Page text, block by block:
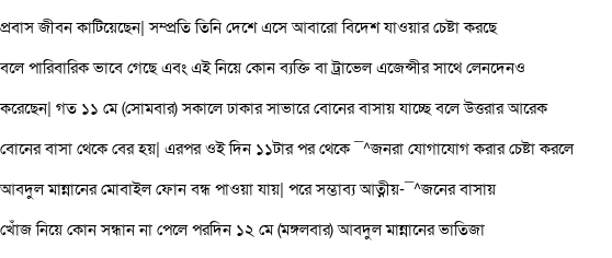
প্রবাস জীবন কাটিয়েছেন| সম্প্রতি তিনি দেশে এসে আবারো বিদেশ যাওয়ার চেষ্টা করছে
বলে পারিবারিক ভাবে গেছে এবং এই নিয়ে কোন ব্যক্তি বা ট্রাভেল এজেন্সীর সাথে লেনদেনও
করেছেন| গত ১১ মে (সোমবার) সকালে ঢাকার সাভারে বোনের বাসায় যাচ্ছে বলে উত্তরার আরেক
বোনের বাসা থেকে বের হয়| এরপর ওই দিন ১১টার পর থেকে ¯^জনরা যোগাযোগ করার চেষ্টা করলে
আবদুল মান্নানের মোবাইল ফোন বন্ধ পাওয়া যায়| পরে সম্ভাব্য আত্নীয়-¯^জনের বাসায়
খোঁজ নিয়ে কোন সন্ধান না পেলে পরদিন ১২ মে (মঙ্গলবার) আবদুল মান্নানের ভাতিজা